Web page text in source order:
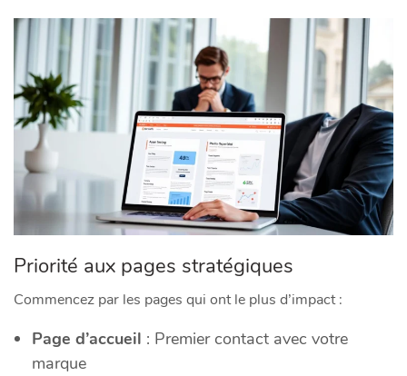
Priorité aux pages stratégiques
Commencez par les pages qui ont le plus d’impact :
Page d’accueil : Premier contact avec votre
marque